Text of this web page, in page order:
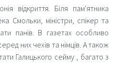
відкриття. Біля пам'ятника
Смольки, міністри, спікер та
панів. В газетах особливо
них чехів та німців. А також
Галицького сейму , багато з